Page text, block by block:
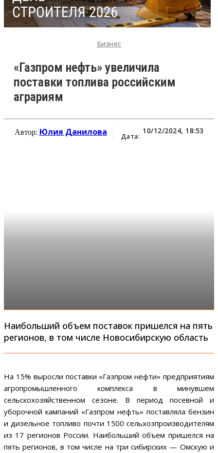
Бизнес
«Газпром нефть» увеличила
поставки топлива российским
аграриям
Автор: Юлия Данилова Дата:
10/12/2024, 18:53
Наибольший объем поставок пришелся на пять
регионов, в том числе Новосибирскую область
На 15% выросли поставки «Газпром нефти» предприятиям
агропромышленного комплекса в минувшем
сельскохозяйственном сезоне. В период посевной и
уборочной кампаний «Газпром нефть» поставляла бензин
и дизельное топливо почти 1500 сельхозпроизводителям
из 17 регионов России. Наибольший объем пришелся на
пять регионов, в том числе на три сибирских — Омскую и